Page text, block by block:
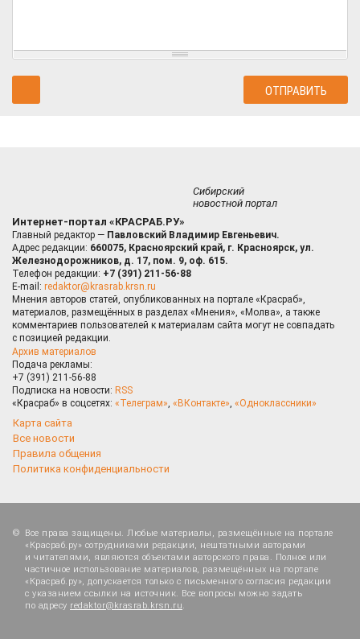
Сибирский
новостной портал
Интернет-портал «КРАСРАБ.РУ»
Главный редактор — Павловский Владимир Евгеньевич.
Адрес редакции: 660075, Красноярский край, г. Красноярск, ул.
Железнодорожников, д. 17, пом. 9, оф. 615.
Телефон редакции: +7 (391) 211-56-88
E-mail: redaktor@krasrab.krsn.ru
Мнения авторов статей, опубликованных на портале «Красраб»,
материалов, размещённых в разделах «Мнения», «Молва», а также
комментариев пользователей к материалам сайта могут не совпадать
с позицией редакции.
Архив материалов
Подача рекламы:
+7 (391) 211-56-88
Подписка на новости: RSS
«Красраб» в соцсетях: «Телеграм», «ВКонтакте», «Одноклассники»
Карта сайта
Все новости
Правила общения
Политика конфиденциальности
Все права защищены. Любые материалы, размещённые на портале
«Красраб.ру» сотрудниками редакции, нештатными авторами
и читателями, являются объектами авторского права. Полное или
частичное использование материалов, размещённых на портале
«Красраб.ру», допускается только с письменного согласия редакции
с указанием ссылки на источник. Все вопросы можно задать
по адресу redaktor@krasrab.krsn.ru.